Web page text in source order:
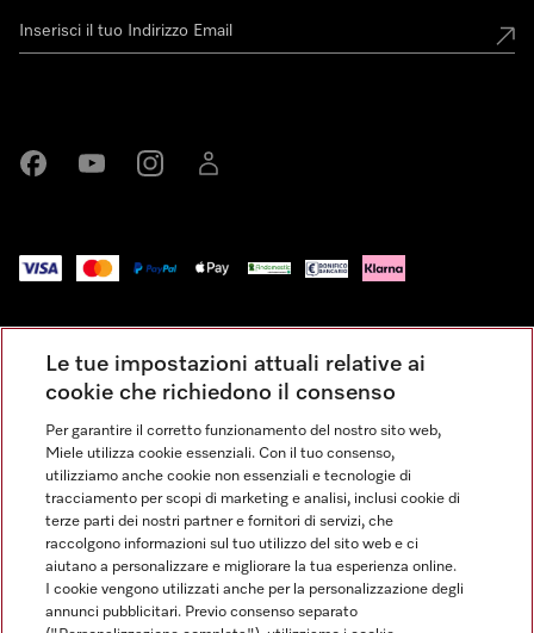
Condizioni Generali di Vendita
Privacy
Condizioni di Utilizzo
Dichiarazione di Accessibilità
Modulo di recesso
Legge sui servizi digitali
Impostazioni dei cookie
Le tue impostazioni attuali relative ai
cookie che richiedono il consenso
Per garantire il corretto funzionamento del nostro sito web,
Miele utilizza cookie essenziali. Con il tuo consenso,
utilizziamo anche cookie non essenziali e tecnologie di
tracciamento per scopi di marketing e analisi, inclusi cookie di
terze parti dei nostri partner e fornitori di servizi, che
raccolgono informazioni sul tuo utilizzo del sito web e ci
aiutano a personalizzare e migliorare la tua esperienza online.
I cookie vengono utilizzati anche per la personalizzazione degli
annunci pubblicitari. Previo consenso separato